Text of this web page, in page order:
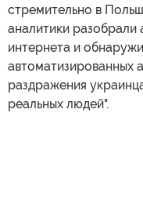
стремительно в
аналитики разобрали
интернета и
автоматизированных
раздражения
реальных людей".